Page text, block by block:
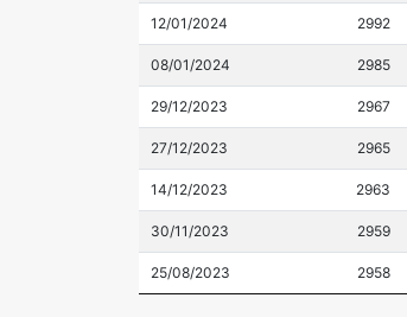
12/01/2024 2992
08/01/2024 2985
29/12/2023 2967
27/12/2023 2965
14/12/2023 2963
30/11/2023 2959
25/08/2023 2958